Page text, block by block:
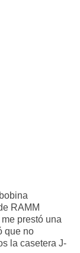
RAMM
prestó una
que no
la casetera J-